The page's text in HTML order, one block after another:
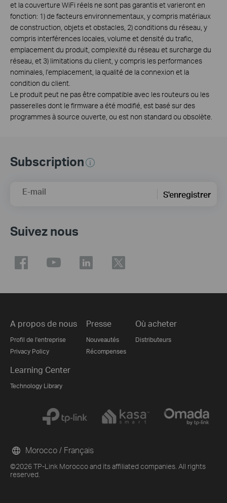
et la couverture WiFi réels ne sont pas garantis et varieront en
fonction: 1) de facteurs environnementaux, y compris matériaux
de construction, objets et obstacles, 2) conditions du réseau, y
compris interférences locales, volume et densité du trafic,
emplacement du produit, complexité du réseau et surcharge du
réseau, et 3) limitations du client, y compris les performances
nominales, l'emplacement, la qualité de la connexion et la
condition du client.
Le produit peut ne pas être compatible avec les routeurs ou les
passerelles dont le firmware a été modifié, est basé sur des
programmes à source ouverte, ou est non standard ou obsolète.
Subscription
E-mail S'enregistrer
Suivez nous
A propos de nous
Profil de l'entreprise
Privacy Policy
Presse
Nouveautés
Récompenses
Où acheter
Distributeurs
Learning Center
Technology Library
©2026 TP-Link Morocco and its affiliated companies. All rights
reserved.
Morocco / Français